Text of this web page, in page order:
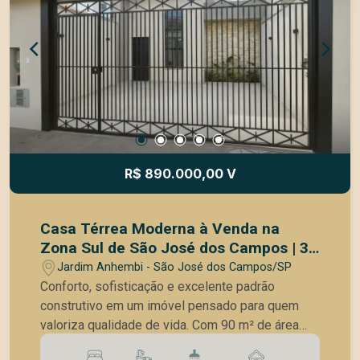
privilegiada. Entre em contato para mais
informações e agende uma visita!
R$ 890.000,00 V
Casa Térrea Moderna à Venda na
Zona Sul de São José dos Campos | 3
Quartos | Suíte com Closet | Área
Gourmet
Jardim Anhembi - São José dos Campos/SP
Conforto, sofisticação e excelente padrão
construtivo em um imóvel pensado para quem
valoriza qualidade de vida. Com 90 m² de área
construída em um terreno de 150 m² (6 x 25 m),